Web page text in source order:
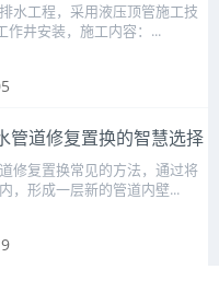
水工程，采用液压顶管施工技
作井安装，施工内容：...
管道修复置换的智慧选择
修复置换常见的方法，通过将
，形成一层新的管道内壁...